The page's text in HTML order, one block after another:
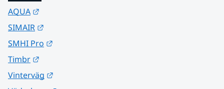
AQUA
SIMAIR
SMHI Pro
Timbr
Vinterväg